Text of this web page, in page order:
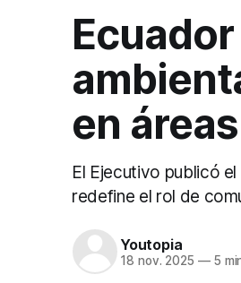
en
El Ejecutivo publicó
redefine el rol de
Youtopia
18 nov. 2025 —5